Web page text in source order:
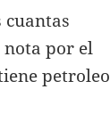
cuantas
nota por el
petroleo